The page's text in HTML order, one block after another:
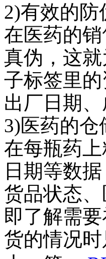
2)有效的防
在医药的
真伪，这
子标签里
出厂日期
3)医药的仓
在每瓶药
日期等数
货品状态
即了解需
货的情况